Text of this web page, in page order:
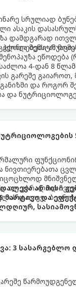
სრულიად
ასაკის
დამდგარად
ამ
4-დან 8
გარეშე გაიაროთ,
და როგორ
და
ნივთიერებათა
თუ უბრალოდ
დალევა
ან მისი
მარტივი და
3 სასარგებლო